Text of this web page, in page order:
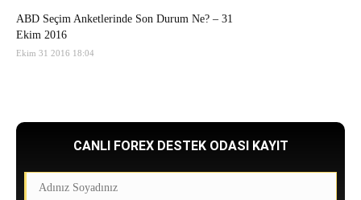
ABD Seçim Anketlerinde Son Durum Ne? – 31
Ekim 2016
Ekim 31 2016 18:04
CANLI FOREX DESTEK ODASI KAYIT